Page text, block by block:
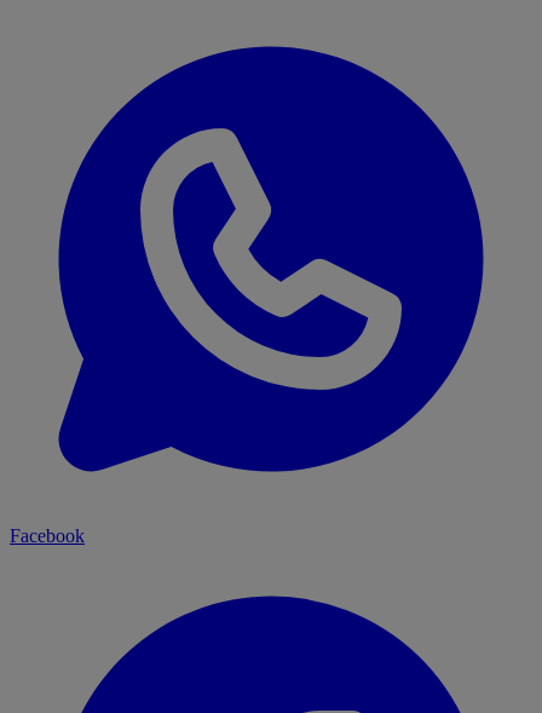
Facebook